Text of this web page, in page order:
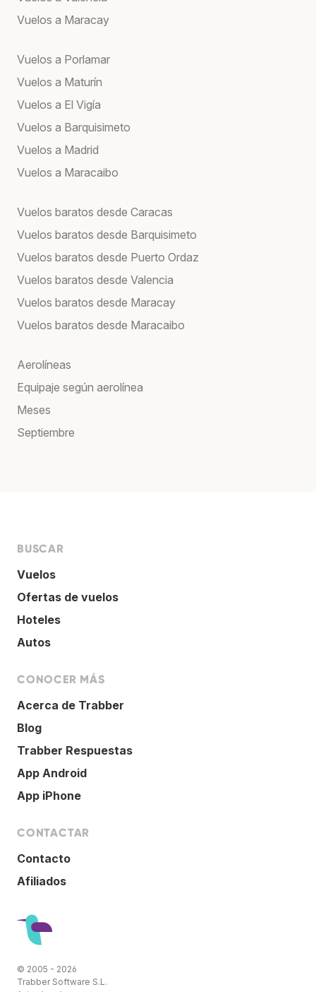
Vuelos a Maracay
Vuelos a Porlamar
Vuelos a Maturín
Vuelos a El Vigía
Vuelos a Barquisimeto
Vuelos a Madrid
Vuelos a Maracaibo
Vuelos baratos desde Caracas
Vuelos baratos desde Barquisimeto
Vuelos baratos desde Puerto Ordaz
Vuelos baratos desde Valencia
Vuelos baratos desde Maracay
Vuelos baratos desde Maracaibo
Aerolíneas
Equipaje según aerolínea
Meses
Septiembre
BUSCAR
Vuelos
Ofertas de vuelos
Hoteles
Autos
CONOCER MÁS
Acerca de Trabber
Blog
Trabber Respuestas
App Android
App iPhone
CONTACTAR
Contacto
Afiliados
© 2005 - 2026
Trabber Software S.L.